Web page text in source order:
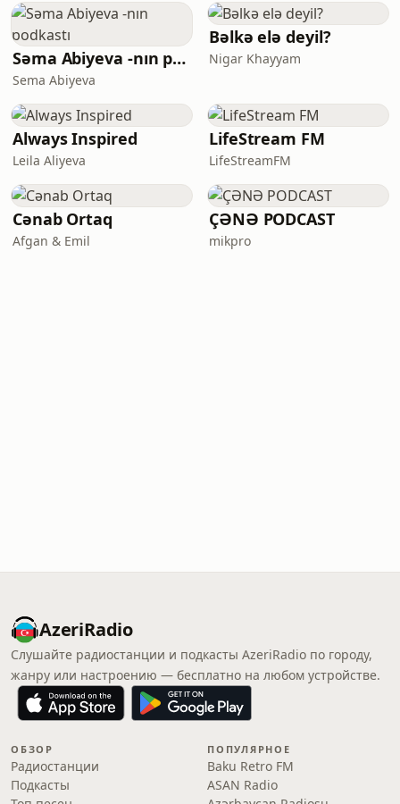
Səma Abiyeva -nın podkastı
Sema Abiyeva
Bəlkə elə deyil?
Nigar Khayyam
Always Inspired
Leila Aliyeva
LifeStream FM
LifeStreamFM
Cənab Ortaq
Afgan & Emil
ÇƏNƏ PODCAST
mikpro
AzeriRadio
Слушайте радиостанции и подкасты AzeriRadio по городу,
жанру или настроению — бесплатно на любом устройстве.
ОБЗОР
Радиостанции
Подкасты
ПОПУЛЯРНОЕ
Baku Retro FM
ASAN Radio